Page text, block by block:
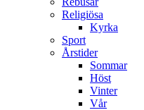
Religiösa
Kyrka
Sport
Årstider
Sommar
Höst
Vinter
Vår